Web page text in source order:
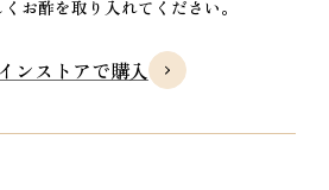
お酢を取り入れてください。
ンストアで購入